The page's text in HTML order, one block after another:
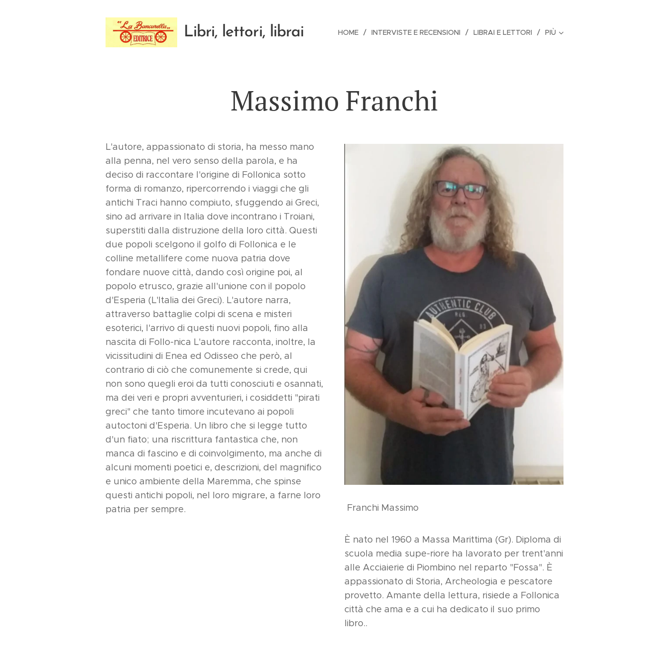
Libri, lettori, librai HOME INTERVISTE E RECENSIONI LIBRAI E LETTORI PIÙ
Massimo Franchi
L'autore, appassionato di storia, ha messo mano
alla penna, nel vero senso della parola, e ha
deciso di raccontare l'origine di Follonica sotto
forma di romanzo, ripercorrendo i viaggi che gli
antichi Traci hanno compiuto, sfuggendo ai Greci,
sino ad arrivare in Italia dove incontrano i Troiani,
superstiti dalla distruzione della loro città. Questi
due popoli scelgono il golfo di Follonica e le
colline metallifere come nuova patria dove
fondare nuove città, dando così origine poi, al
popolo etrusco, grazie all'unione con il popolo
d'Esperia (L'Italia dei Greci). L'autore narra,
attraverso battaglie colpi di scena e misteri
esoterici, l'arrivo di questi nuovi popoli, fino alla
nascita di Follo-nica L'autore racconta, inoltre, la
vicissitudini di Enea ed Odisseo che però, al
contrario di ciò che comunemente si crede, qui
non sono quegli eroi da tutti conosciuti e osannati,
ma dei veri e propri avventurieri, i cosiddetti "pirati
greci" che tanto timore incutevano ai popoli
autoctoni d'Esperia. Un libro che si legge tutto
d'un fiato; una riscrittura fantastica che, non
manca di fascino e di coinvolgimento, ma anche di
alcuni momenti poetici e, descrizioni, del magnifico
e unico ambiente della Maremma, che spinse
questi antichi popoli, nel loro migrare, a farne loro
patria per sempre.
Franchi Massimo
È nato nel 1960 a Massa Marittima (Gr). Diploma di
scuola media supe-riore ha lavorato per trent'anni
alle Acciaierie di Piombino nel reparto "Fossa". È
appassionato di Storia, Archeologia e pescatore
provetto. Amante della lettura, risiede a Follonica
città che ama e a cui ha dedicato il suo primo
libro..